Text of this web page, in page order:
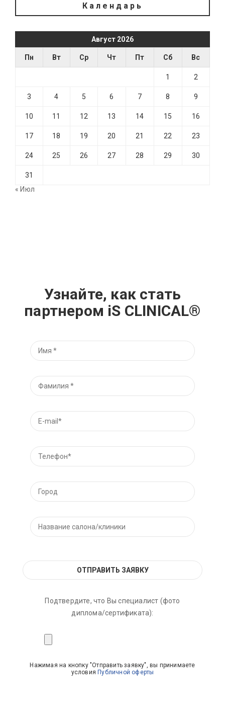
Календарь
Август 2026
Пн Вт Ср Чт Пт Сб Вс
1 2
3 4 5 6 7 8 9
10 11 12 13 14 15 16
17 18 19 20 21 22 23
24 25 26 27 28 29 30
31
« Июл
Узнайте, как стать
партнером iS CLINICAL®
Подтвердите, что Вы специалист (фото
диплома/сертификата):
Нажимая на кнопку "Отправить заявку", вы принимаете
условия Публичной оферты